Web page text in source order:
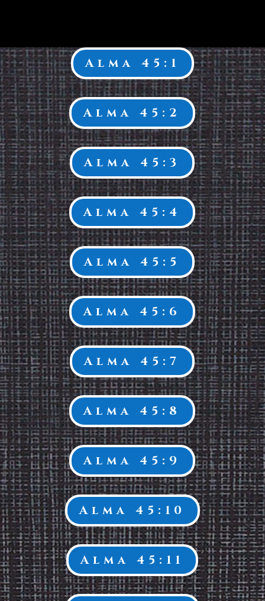
Alma 45:1
Alma 45:2
Alma 45:3
Alma 45:4
Alma 45:5
Alma 45:6
Alma 45:7
Alma 45:8
Alma 45:9
Alma 45:10
Alma 45:11